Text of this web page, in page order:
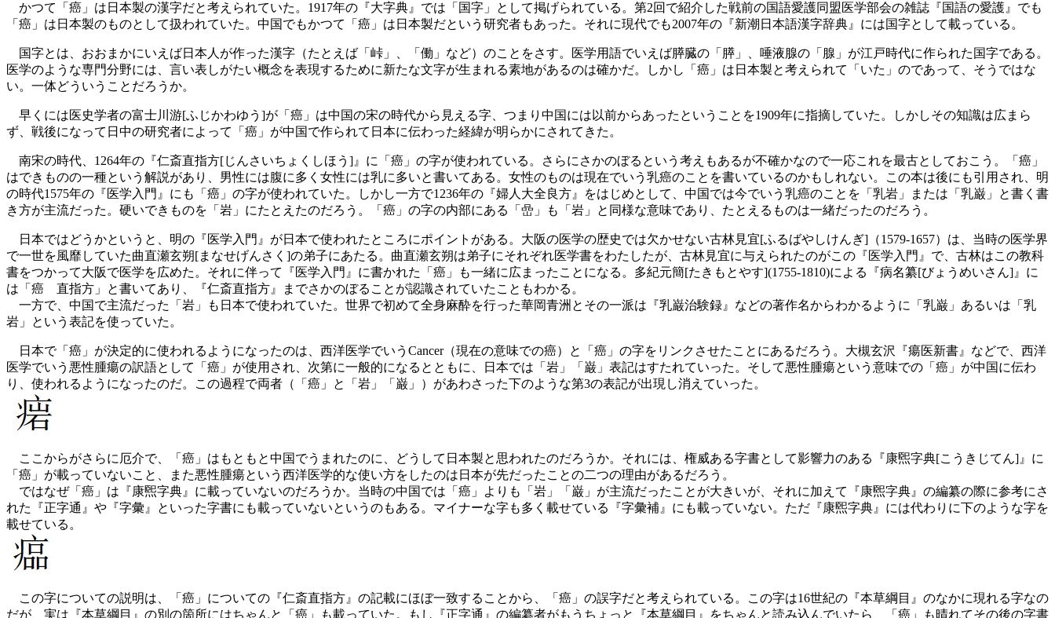
かつて「癌」は日本製の漢字だと考えられていた。1917年の『大字典』では「国字」として掲げられている。第2回で紹介した戦前の国語愛護同盟医学部会の雑誌『国語の愛護』でも
「癌」は日本製のものとして扱われていた。中国でもかつて「癌」は日本製だという研究者もあった。それに現代でも2007年の『新潮日本語漢字辞典』には国字として載っている。
国字とは、おおまかにいえば日本人が作った漢字（たとえば「峠」、「働」など）のことをさす。医学用語でいえば膵臓の「膵」、唾液腺の「腺」が江戸時代に作られた国字である。
医学のような専門分野には、言い表しがたい概念を表現するために新たな文字が生まれる素地があるのは確かだ。しかし「癌」は日本製と考えられて「いた」のであって、そうではな
い。一体どういうことだろうか。
早くには医史学者の富士川游[ふじかわゆう]が「癌」は中国の宋の時代から見える字、つまり中国には以前からあったということを1909年に指摘していた。しかしその知識は広まら
ず、戦後になって日中の研究者によって「癌」が中国で作られて日本に伝わった経緯が明らかにされてきた。
南宋の時代、1264年の『仁斎直指方[じんさいちょくしほう]』に「癌」の字が使われている。さらにさかのぼるという考えもあるが不確かなので一応これを最古としておこう。「癌」
はできものの一種という解説があり、男性には腹に多く女性には乳に多いと書いてある。女性のものは現在でいう乳癌のことを書いているのかもしれない。この本は後にも引用され、明
の時代1575年の『医学入門』にも「癌」の字が使われていた。しかし一方で1236年の『婦人大全良方』をはじめとして、中国では今でいう乳癌のことを「乳岩」または「乳巌」と書く書
き方が主流だった。硬いできものを「岩」にたとえたのだろう。「癌」の字の内部にある「嵒」も「岩」と同様な意味であり、たとえるものは一緒だったのだろう。
日本ではどうかというと、明の『医学入門』が日本で使われたところにポイントがある。大阪の医学の歴史では欠かせない古林見宜[ふるばやしけんぎ]（1579-1657）は、当時の医学界
で一世を風靡していた曲直瀬玄朔[まなせげんさく]の弟子にあたる。曲直瀬玄朔は弟子にそれぞれ医学書をわたしたが、古林見宜に与えられたのがこの『医学入門』で、古林はこの教科
書をつかって大阪で医学を広めた。それに伴って『医学入門』に書かれた「癌」も一緒に広まったことになる。多紀元簡[たきもとやす](1755-1810)による『病名纂[びょうめいさん]』に
は「癌 直指方」と書いてあり、『仁斎直指方』までさかのぼることが認識されていたこともわかる。
一方で、中国で主流だった「岩」も日本で使われていた。世界で初めて全身麻酔を行った華岡青洲とその一派は『乳巌治験録』などの著作名からわかるように「乳巌」あるいは「乳
岩」という表記を使っていた。
日本で「癌」が決定的に使われるようになったのは、西洋医学でいうCancer（現在の意味での癌）と「癌」の字をリンクさせたことにあるだろう。大槻玄沢『瘍医新書』などで、西洋
医学でいう悪性腫瘍の訳語として「癌」が使用され、次第に一般的になるとともに、日本では「岩」「巌」表記はすたれていった。そして悪性腫瘍という意味での「癌」が中国に伝わ
り、使われるようになったのだ。この過程で両者（「癌」と「岩」「巌」）があわさった下のような第3の表記が出現し消えていった。
ここからがさらに厄介で、「癌」はもともと中国でうまれたのに、どうして日本製と思われたのだろうか。それには、権威ある字書として影響力のある『康煕字典[こうきじてん]』に
「癌」が載っていないこと、また悪性腫瘍という西洋医学的な使い方をしたのは日本が先だったことの二つの理由があるだろう。
ではなぜ「癌」は『康煕字典』に載っていないのだろうか。当時の中国では「癌」よりも「岩」「巌」が主流だったことが大きいが、それに加えて『康煕字典』の編纂の際に参考にさ
れた『正字通』や『字彙』といった字書にも載っていないというのもある。マイナーな字も多く載せている『字彙補』にも載っていない。ただ『康煕字典』には代わりに下のような字を
載せている。
この字についての説明は、「癌」についての『仁斎直指方』の記載にほぼ一致することから、「癌」の誤字だと考えられている。この字は16世紀の『本草綱目』のなかに現れる字なの
だが、実は『本草綱目』の別の箇所にはちゃんと「癌」も載っていた。もし『正字通』の編纂者がもうちょっと『本草綱目』をちゃんと読み込んでいたら、「癌」も晴れてその後の字書